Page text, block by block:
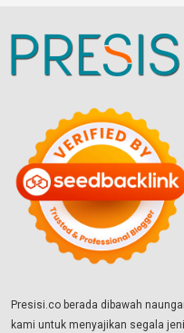
Presisi.co berada dibawah
kami untuk menyajikan segala